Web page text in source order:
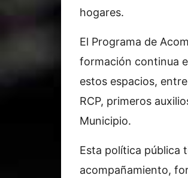
hogares.
El Programa de
formación continua
estos espacios,
RCP, primeros
Municipio.
Esta política pública
acompañamiento,